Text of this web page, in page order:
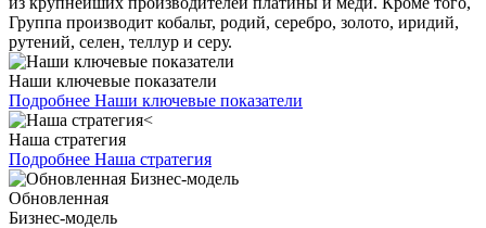
Группа производит кобальт, родий, серебро, золото, иридий,
рутений, селен, теллур и серу.
Наши ключевые показатели
Подробнее Наши ключевые показатели
Наша стратегия
Подробнее Наша стратегия
Обновленная
Бизнес-модель